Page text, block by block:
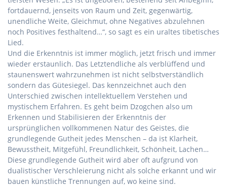
fortdauernd, jenseits von Raum und Zeit, gegenwärtig,
unendliche Weite, Gleichmut, ohne Negatives abzulehnen
noch Positives festhaltend…“, so sagt es ein uraltes tibetisches
Lied.
Und die Erkenntnis ist immer möglich, jetzt frisch und immer
wieder erstaunlich. Das Letztendliche als verblüffend und
staunenswert wahrzunehmen ist nicht selbstverständlich
sondern das Gütesiegel. Das kennzeichnet auch den
Unterschied zwischen intellektuellem Verstehen und
mystischem Erfahren. Es geht beim Dzogchen also um
Erkennen und Stabilisieren der Erkenntnis der
ursprünglichen vollkommenen Natur des Geistes, die
grundlegende Gutheit jedes Menschen – da ist Klarheit,
Bewusstheit, Mitgefühl, Freundlichkeit, Schönheit, Lachen…
Diese grundlegende Gutheit wird aber oft aufgrund von
dualistischer Verschleierung nicht als solche erkannt und wir
bauen künstliche Trennungen auf, wo keine sind.